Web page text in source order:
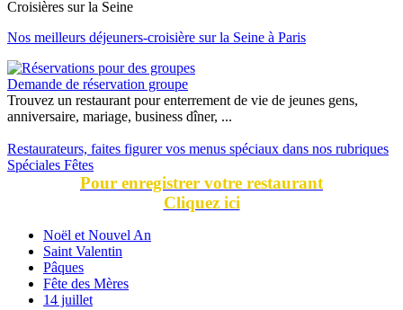
Croisières sur la Seine
Nos meilleurs déjeuners-croisière sur la Seine à Paris
Demande de réservation groupe
Trouvez un restaurant pour enterrement de vie de jeunes gens,
anniversaire, mariage, business dîner, ...
Restaurateurs, faites figurer vos menus spéciaux dans nos rubriques
Spéciales Fêtes
Pour enregistrer votre restaurant
Cliquez ici
Noël et Nouvel An
Saint Valentin
Pâques
Fête des Mères
14 juillet